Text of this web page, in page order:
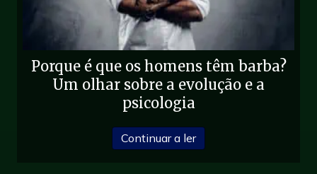
Porque é que os homens têm barba?
Um olhar sobre a evolução e a
psicologia
Continuar a ler